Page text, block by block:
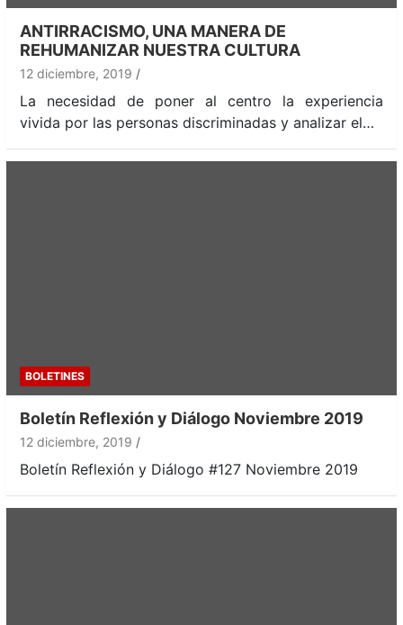
ANTIRRACISMO, UNA MANERA DE
REHUMANIZAR NUESTRA CULTURA
12 diciembre, 2019
La necesidad de poner al centro la experiencia
vivida por las personas discriminadas y analizar el…
BOLETINES
Boletín Reflexión y Diálogo Noviembre 2019
12 diciembre, 2019
Boletín Reflexión y Diálogo #127 Noviembre 2019